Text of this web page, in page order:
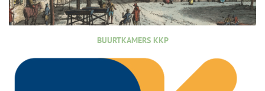
BUURTKAMERS KKP